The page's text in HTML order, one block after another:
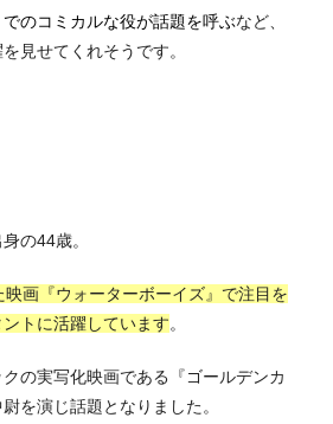
のコミカルな役が話題を呼ぶなど、
見せてくれそうです。
の44歳。
画『ウォーターボーイズ』で注目を
トに活躍しています。
の実写化映画である『ゴールデンカ
を演じ話題となりました。